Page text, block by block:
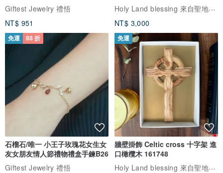
Giftest Jewelry 禮悟
NT$ 951
Holy Land blessing 來自聖地的祝福
NT$ 3,000
免運 88 折
石榴石/唯一 小王子玫瑰花女生女
友女朋友情人節禮物禮盒手鍊B26
Giftest Jewelry 禮悟
免運
牆壁掛飾 Celtic cross 十字架 進
口橄欖木 161748
Holy Land blessing 來自聖地的祝福